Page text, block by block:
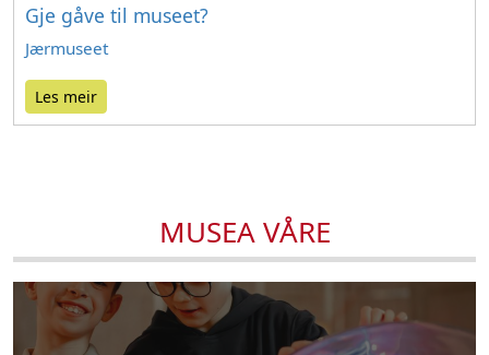
Gje gåve til museet?
Jærmuseet
Les meir
MUSEA VÅRE